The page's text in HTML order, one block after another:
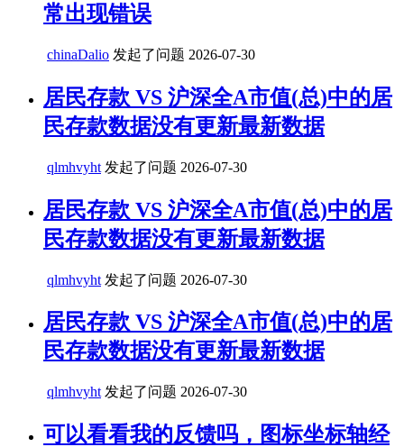
常出现错误
chinaDalio 发起了问题 2026-07-30
居民存款 VS 沪深全A市值(总)中的居
民存款数据没有更新最新数据
qlmhvyht 发起了问题 2026-07-30
居民存款 VS 沪深全A市值(总)中的居
民存款数据没有更新最新数据
qlmhvyht 发起了问题 2026-07-30
居民存款 VS 沪深全A市值(总)中的居
民存款数据没有更新最新数据
qlmhvyht 发起了问题 2026-07-30
可以看看我的反馈吗，图标坐标轴经